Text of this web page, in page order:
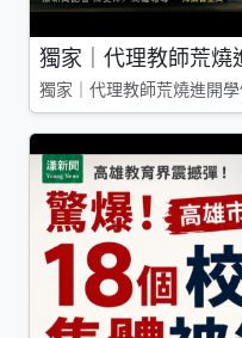
獨家｜代理教師荒
獨家｜代理教師荒燒進開